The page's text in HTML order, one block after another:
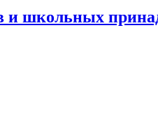
и школьных